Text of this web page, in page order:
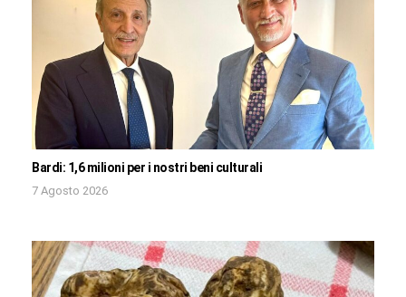
Bardi: 1,6 milioni per i nostri beni culturali
7 Agosto 2026